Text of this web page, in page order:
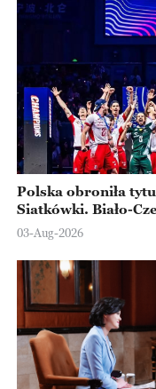
Polska obroniła
Siatkówki. Biało-
Ningbo
03-Aug-2026